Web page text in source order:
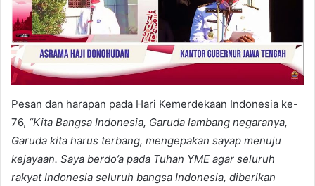
Pesan dan harapan pada Hari Kemerdekaan Indonesia ke-
76, “Kita Bangsa Indonesia, Garuda lambang negaranya,
Garuda kita harus terbang, mengepakan sayap menuju
kejayaan. Saya berdo’a pada Tuhan YME agar seluruh
rakyat Indonesia seluruh bangsa Indonesia, diberikan